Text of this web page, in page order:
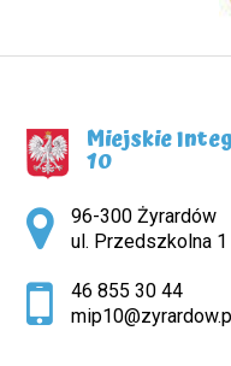
Miejskie
10
Adres pocztowy:
96-300 Żyrardów
ul. Przedszkolna 1
46 855 30 44